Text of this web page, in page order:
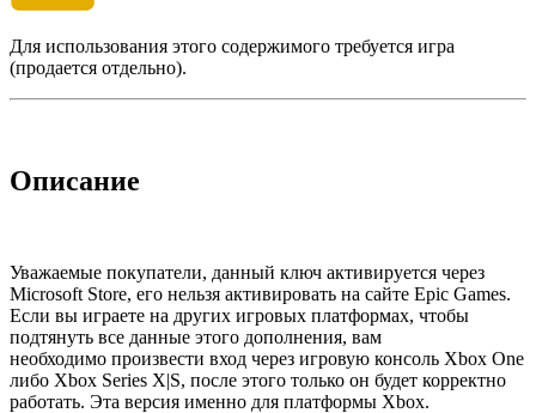
Для использования этого содержимого требуется игра
(продается отдельно).
Описание
Уважаемые покупатели, данный ключ активируется через
Microsoft Store, его нельзя активировать на сайте Epic Games.
Если вы играете на других игровых платформах, чтобы
подтянуть все данные этого дополнения, вам
необходимо произвести вход через игровую консоль Xbox One
либо Xbox Series X|S, после этого только он будет корректно
работать. Эта версия именно для платформы Xbox.